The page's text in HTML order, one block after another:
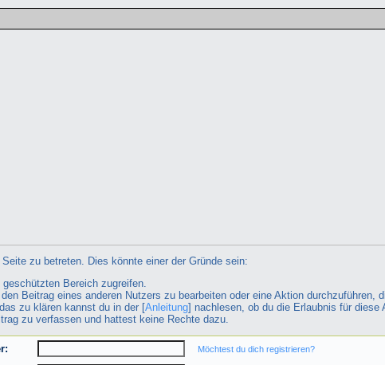
zu betreten. Dies könnte einer der Gründe sein:
Bereich zugreifen.
Beitrag eines anderen Nutzers zu bearbeiten oder eine Aktion durchzuführen,
zu klären kannst du in der [Anleitung] nachlesen, ob du die Erlaubnis für diese
zu verfassen und hattest keine Rechte dazu.
Möchtest du dich registrieren?